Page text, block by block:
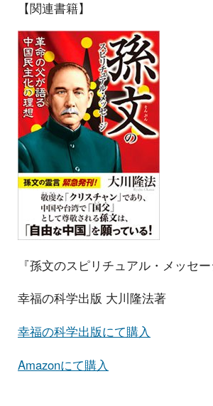
【関連書籍】
『孫文のスピリチュアル・メッセー
幸福の科学出版 大川隆法著
幸福の科学出版にて購入
Amazonにて購入